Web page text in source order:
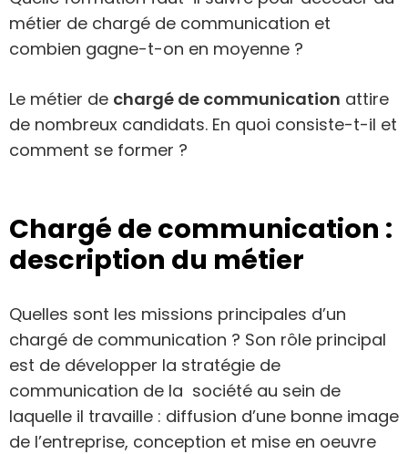
métier de chargé de communication et
combien gagne-t-on en moyenne ?
Le métier de chargé de communication attire
de nombreux candidats. En quoi consiste-t-il et
comment se former ?
Chargé de communication :
description du métier
Quelles sont les missions principales d’un
chargé de communication ? Son rôle principal
est de développer la stratégie de
communication de la société au sein de
laquelle il travaille : diffusion d’une bonne image
de l’entreprise, conception et mise en oeuvre